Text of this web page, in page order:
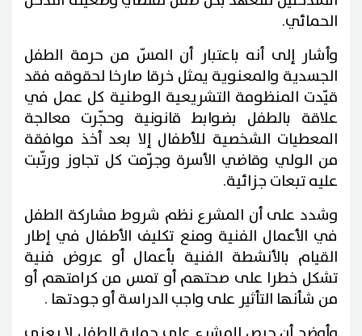
الحمائي.
وأشار إلى أنه باعتبار أن المسّ من حرمة الطفل
الجسدية والمعنوية يمثل خرقا صارخا لحقوقه فقد
قيّدت المنظومة التشريعية الوطنية كل عمل في
علاقة بالطفل بضوابط قانونية وحجّرت معالجة
المعطيات الشخصية للأطفال إلا بعد أخذ موافقة
من الولي وقاضي الأسرة وجرّمت كل تجاوز ورتّبت
عليه تبعات جزائية.
وشدد على أن المشرع نظم شروط مشاركة الطفل
في الأعمال الفنية ومنع تكليف الأطفال في إطار
القيام بالأنشطة الفنية بأعمال أو عروض فنية
تشكل خطرا على صحتهم أو تمس من كرامتهم أو
من شأنها التأثير على واجب الدراسة أو جودتها .